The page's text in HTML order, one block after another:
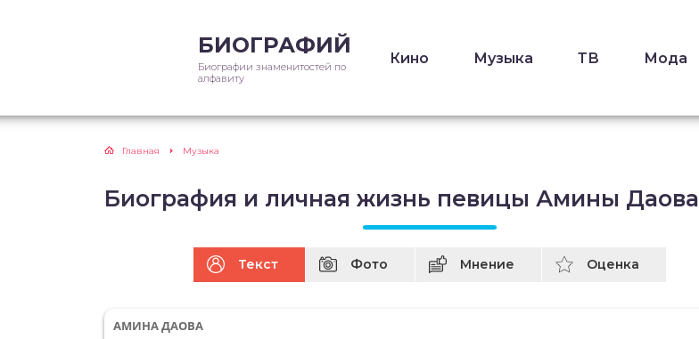
БИОГРАФИЙ
Биографии знаменитостей по
алфавиту
Кино Музыка ТВ Мода
Главная Музыка
Биография и личная жизнь певицы Амины Даова
Текст Фото Мнение Оценка
АМИНА ДАОВА